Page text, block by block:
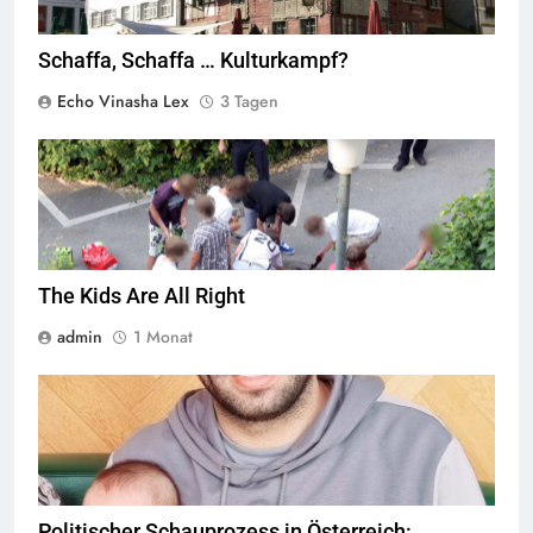
Schaffa, Schaffa … Kulturkampf?
Echo Vinasha Lex
3 Tagen
Jugendliche verlieren im öffentlichen Raum zunehmend ihre
Freiheiten,Quelle © Armin KübelbeckCC-BY-SA-3.0
The Kids Are All Right
admin
1 Monat
© Twitter Mustafa ayyash